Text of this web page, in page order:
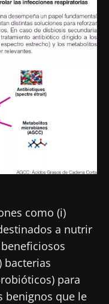
como (i)
a nutrir
bacterias
para
benignos que le